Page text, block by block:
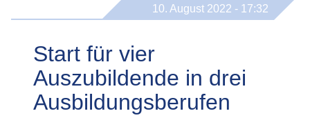
10. August 2022 - 17:32
Start für vier
Auszubildende in drei
Ausbildungsberufen